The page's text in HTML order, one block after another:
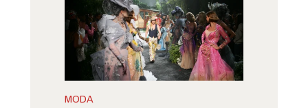
MODA